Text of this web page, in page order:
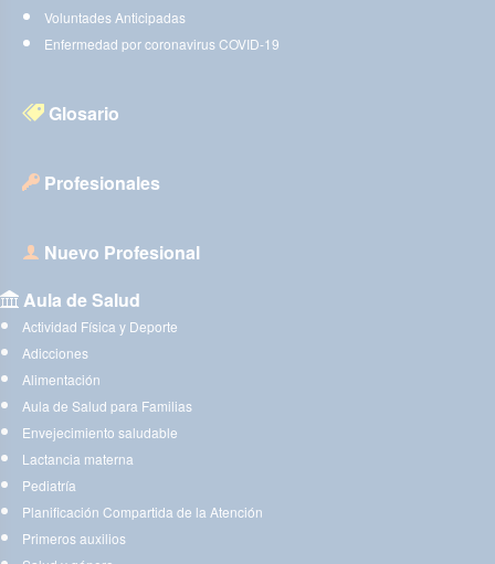
Voluntades Anticipadas
Enfermedad por coronavirus COVID-19
Glosario
Profesionales
Nuevo Profesional
Aula de Salud
Actividad Física y Deporte
Adicciones
Alimentación
Aula de Salud para Familias
Envejecimiento saludable
Lactancia materna
Pediatría
Planificación Compartida de la Atención
Primeros auxilios